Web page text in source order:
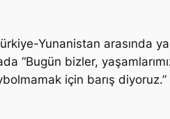
Yunanistan arasında
“Bugün bizler,
için barış diyoruz.”